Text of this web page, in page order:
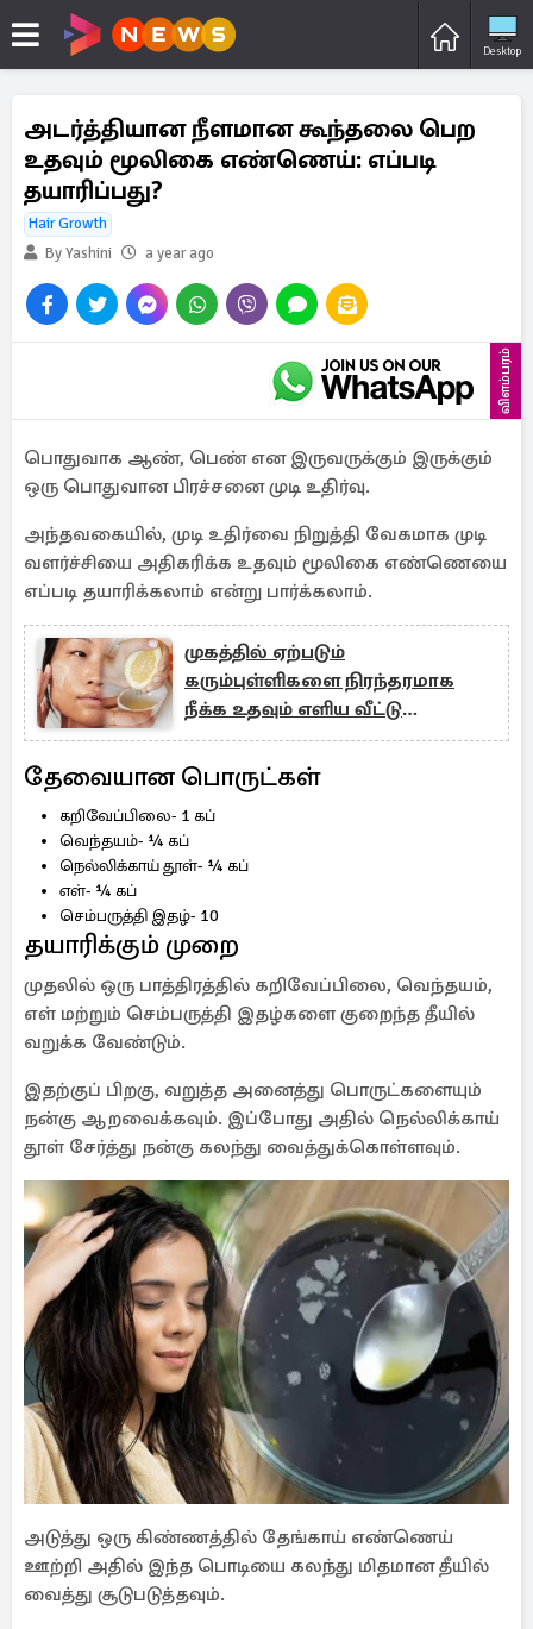
Desktop
அடர்த்தியான நீளமான கூந்தலை பெற
உதவும் மூலிகை எண்ணெய்: எப்படி
தயாரிப்பது?
Hair Growth
By Yashini
a year ago
விளம்பரம்
பொதுவாக ஆண், பெண் என இருவருக்கும் இருக்கும்
ஒரு பொதுவான பிரச்சனை முடி உதிர்வு.
அந்தவகையில், முடி உதிர்வை நிறுத்தி வேகமாக முடி
வளர்ச்சியை அதிகரிக்க உதவும் மூலிகை எண்ணெயை
எப்படி தயாரிக்கலாம் என்று பார்க்கலாம்.
முகத்தில் ஏற்படும்
கரும்புள்ளிகளை நிரந்தரமாக
நீக்க உதவும் எளிய வீட்டு
வைத்தியம்
தேவையான பொருட்கள்
கறிவேப்பிலை- 1 கப்
வெந்தயம்- ¼ கப்
நெல்லிக்காய் தூள்- ¼ கப்
எள்- ¼ கப்
செம்பருத்தி இதழ்- 10
தயாரிக்கும் முறை
முதலில் ஒரு பாத்திரத்தில் கறிவேப்பிலை, வெந்தயம்,
எள் மற்றும் செம்பருத்தி இதழ்களை குறைந்த தீயில்
வறுக்க வேண்டும்.
இதற்குப் பிறகு, வறுத்த அனைத்து பொருட்களையும்
நன்கு ஆறவைக்கவும். இப்போது அதில் நெல்லிக்காய்
தூள் சேர்த்து நன்கு கலந்து வைத்துக்கொள்ளவும்.
அடுத்து ஒரு கிண்ணத்தில் தேங்காய் எண்ணெய்
ஊற்றி அதில் இந்த பொடியை கலந்து மிதமான தீயில்
வைத்து சூடுபடுத்தவும்.